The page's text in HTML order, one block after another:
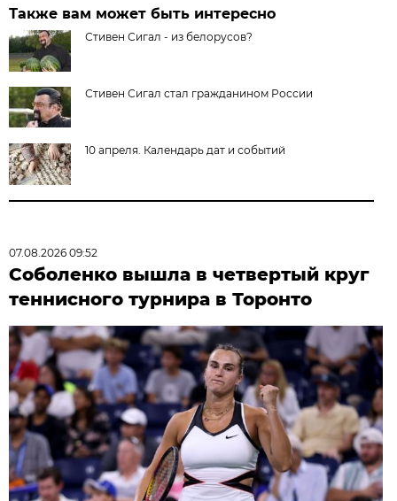
Также вам может быть интересно
Стивен Сигал - из белорусов?
Стивен Сигал стал гражданином России
10 апреля. Календарь дат и событий
07.08.2026 09:52
Соболенко вышла в четвертый круг
теннисного турнира в Торонто